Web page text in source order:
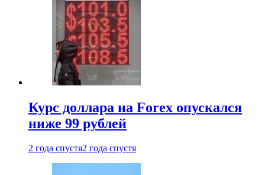
Курс доллара на Forex опускался
ниже 99 рублей
2 года спустя2 года спустя